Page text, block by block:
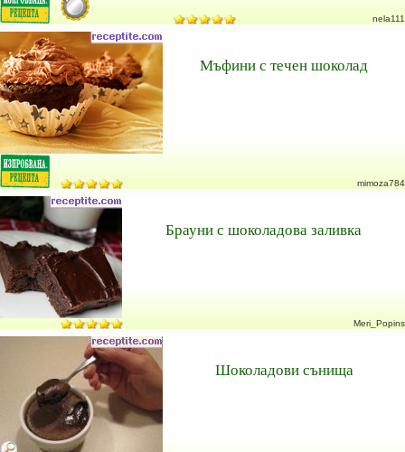
nela111
Мъфини с течен шоколад
mimoza784
Брауни с шоколадова заливка
Meri_Popins
Шоколадови сънища